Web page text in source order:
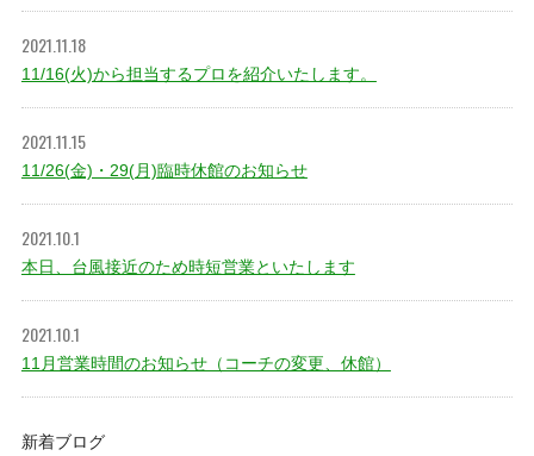
2021.11.18
11/16(火)から担当するプロを紹介いたします。
2021.11.15
11/26(金)・29(月)臨時休館のお知らせ
2021.10.1
本日、台風接近のため時短営業といたします
2021.10.1
11月営業時間のお知らせ（コーチの変更、休館）
新着ブログ